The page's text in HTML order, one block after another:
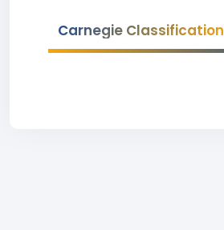
Carnegie Classification